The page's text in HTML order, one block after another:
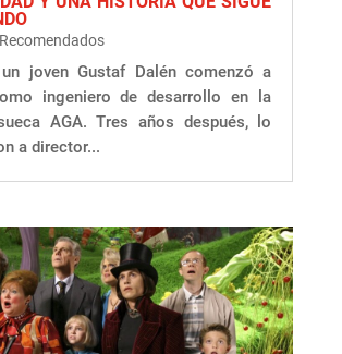
Recomendados
joven Gustaf Dalén comenzó a
ingeniero de desarrollo en la
AGA. Tres años después, lo
a director...